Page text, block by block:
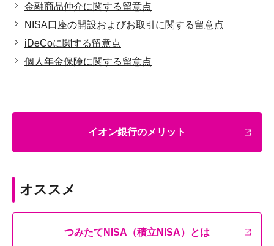
金融商品仲介に関する留意点
NISA口座の開設およびお取引に関する留意点
iDeCoに関する留意点
個人年金保険に関する留意点
イオン銀行のメリット
オススメ
つみたてNISA（積立NISA）とは